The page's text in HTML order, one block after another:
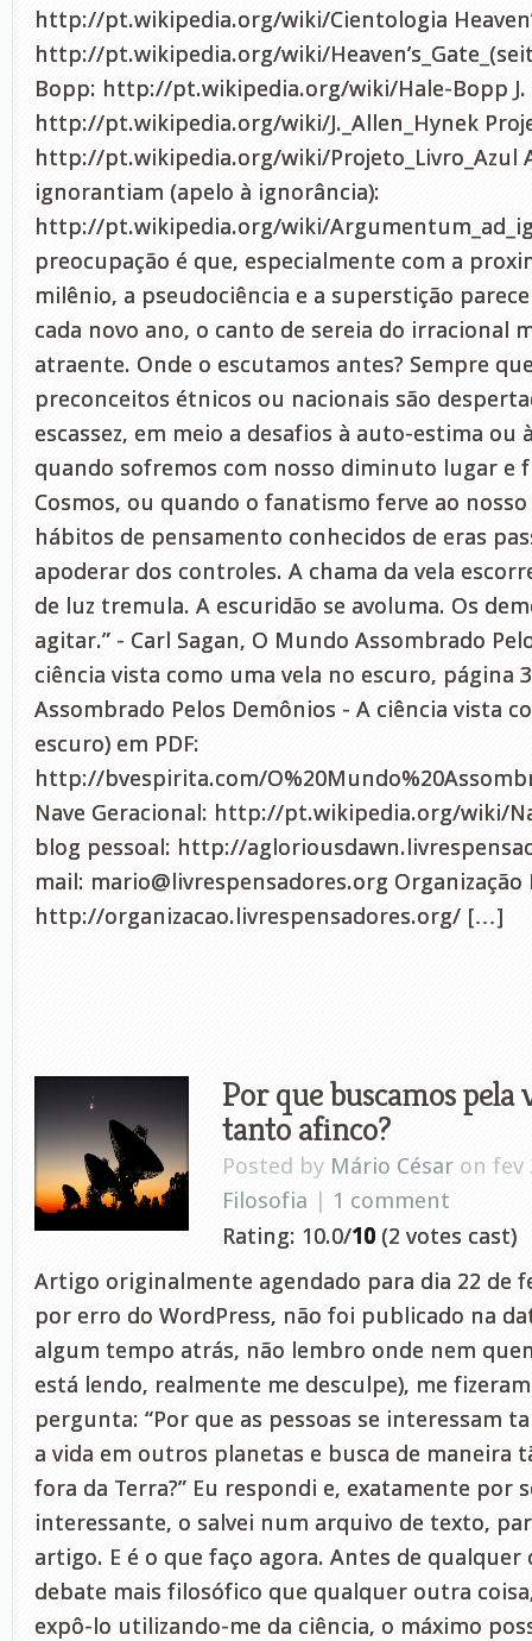
http://pt.wikipedia.org/wiki/Cientologia
http://pt.wikipedia.org/wiki/
Bopp: http://pt.wikipedia.org/wiki/Hale-Bopp J.
http://pt.wikipedia.org/wiki/J._Allen_Hynek
http://pt.wikipedia.org/wiki/Projeto_Livro_Azul
ignorantiam (apelo à ignorância):
http://pt.wikipedia.org/wiki/
preocupação é que, especialmente com a
milênio, a pseudociência e a superstição
cada novo ano, o canto de sereia do irracional
atraente. Onde o escutamos antes? Sempre
preconceitos étnicos ou nacionais são
escassez, em meio a desafios à auto-estima ou
quando sofremos com nosso diminuto lugar e
Cosmos, ou quando o fanatismo ferve ao
hábitos de pensamento conhecidos de eras
apoderar dos controles. A chama da vela
de luz tremula. A escuridão se avoluma. Os
agitar.” - Carl Sagan, O Mundo Assombrado
ciência vista como uma vela no escuro, página
Assombrado Pelos Demônios - A ciência vista
escuro) em PDF:
http://bvespirita.com/
Nave Geracional: http://pt.wikipedia.org/wiki/
blog pessoal: http://
mail: mario@livrespensadores.org Organização
http://organizacao.livrespensadores.org/ […]
Por que buscamos pela
tanto afinco?
Posted by Mário César on fev
Filosofia | 1 comment
Rating: 10.0/10 (2 votes cast)
Artigo originalmente agendado para dia 22 de
por erro do WordPress, não foi publicado na
algum tempo atrás, não lembro onde nem
está lendo, realmente me desculpe), me
pergunta: “Por que as pessoas se interessam
a vida em outros planetas e busca de maneira
fora da Terra?” Eu respondi e, exatamente por
interessante, o salvei num arquivo de texto,
artigo. E é o que faço agora. Antes de
debate mais filosófico que qualquer outra
expô-lo utilizando-me da ciência, o máximo